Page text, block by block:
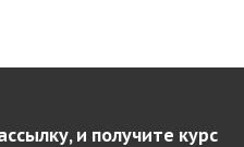
и получите курс